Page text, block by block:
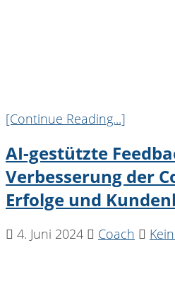
[Continue Reading...]
AI-gestützte
Verbesserung der
Erfolge und
4. Juni 2024 Coach